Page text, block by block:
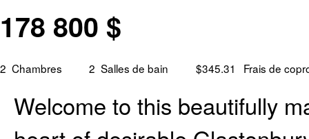
178 800 $
2 Chambres 2 Salles de bain $345.31 Frais de
Welcome to this beautifully